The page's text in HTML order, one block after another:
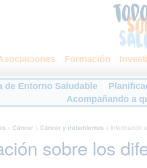
Formación
de Entorno Saludable
Acompañando a
> Cáncer > Cáncer y tratamientos > Información
sobre los